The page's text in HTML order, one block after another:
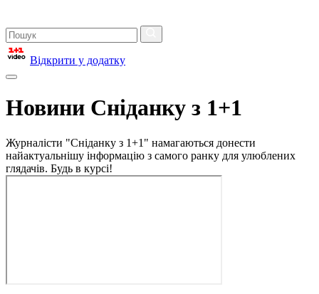
Відкрити у додатку
Новини Сніданку з 1+1
Журналісти "Сніданку з 1+1" намагаються донести
найактуальнішу інформацію з самого ранку для улюблених
глядачів. Будь в курсі!